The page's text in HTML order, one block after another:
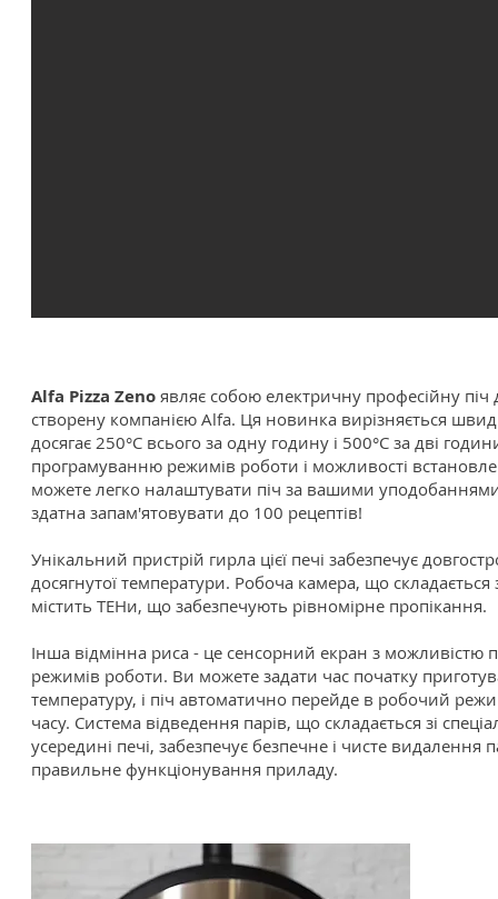
Alfa Pizza Zeno являє собою електричну професійну піч
створену компанією Alfa. Ця новинка вирізняється
досягає 250°C всього за одну годину і 500°C за дві
програмуванню режимів роботи і можливості
можете легко налаштувати піч за вашими
здатна запам'ятовувати до 100 рецептів!
Унікальний пристрій гирла цієї печі забезпечує
досягнутої температури. Робоча камера, що
містить ТЕНи, що забезпечують рівномірне пропікання.
Інша відмінна риса - це сенсорний екран з можливістю
режимів роботи. Ви можете задати час початку
температуру, і піч автоматично перейде в робочий
часу. Система відведення парів, що складається зі
усередині печі, забезпечує безпечне і чисте видалення
правильне функціонування приладу.